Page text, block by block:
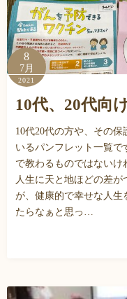
8
7月
2021
10代、20代向
10代20代の方や、その
いるパンフレット一覧
で教わるものではないけ
人生に天と地ほどの差
が、健康的で幸せな人生
たらなぁと思っ…